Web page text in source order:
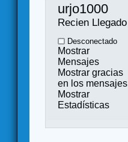
urjo1000
Recien Llegado
Desconectado
Mostrar
Mensajes
Mostrar gracias
en los mensajes
Mostrar
Estadísticas